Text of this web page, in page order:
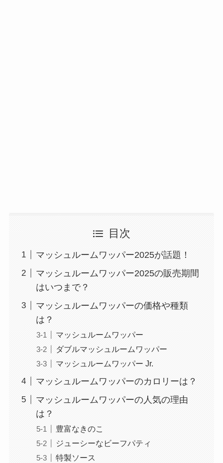
目次
マッシュルームワッパー2025が話題！
マッシュルームワッパー2025の販売期間
はいつまで？
マッシュルームワッパーの価格や種類
は？
マッシュルームワッパー
ダブルマッシュルームワッパー
マッシュルームワッパー Jr.
マッシュルームワッパーのカロリーは？
マッシュルームワッパーの人気の理由
は？
豊富なきのこ
ジューシーなビーフパティ
特製ソース